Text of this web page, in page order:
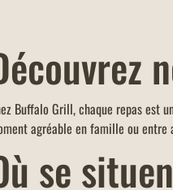
Buffalo Grill, chaque repas est
agréable en famille ou entre
se